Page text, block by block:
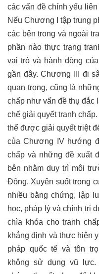
các vấn đề chính yếu
Nếu Chương I tập trung
các bên trong và ngoài
phần nào thực trạng
vai trò và hành động
gần đây. Chương III đi
quan trọng, cũng là
chấp như vấn đề thụ đắc
chế giải quyết tranh
thể được giải quyết triệt
của Chương IV hướng
chấp và những đề xuất
bên nhằm duy trì môi
Đông. Xuyên suốt trong
nhiều bằng chứng, lập
học, pháp lý và chính trị
chìa khóa cho tranh
khẳng định và thực hiện
pháp quốc tế và tôn
không sử dụng vũ